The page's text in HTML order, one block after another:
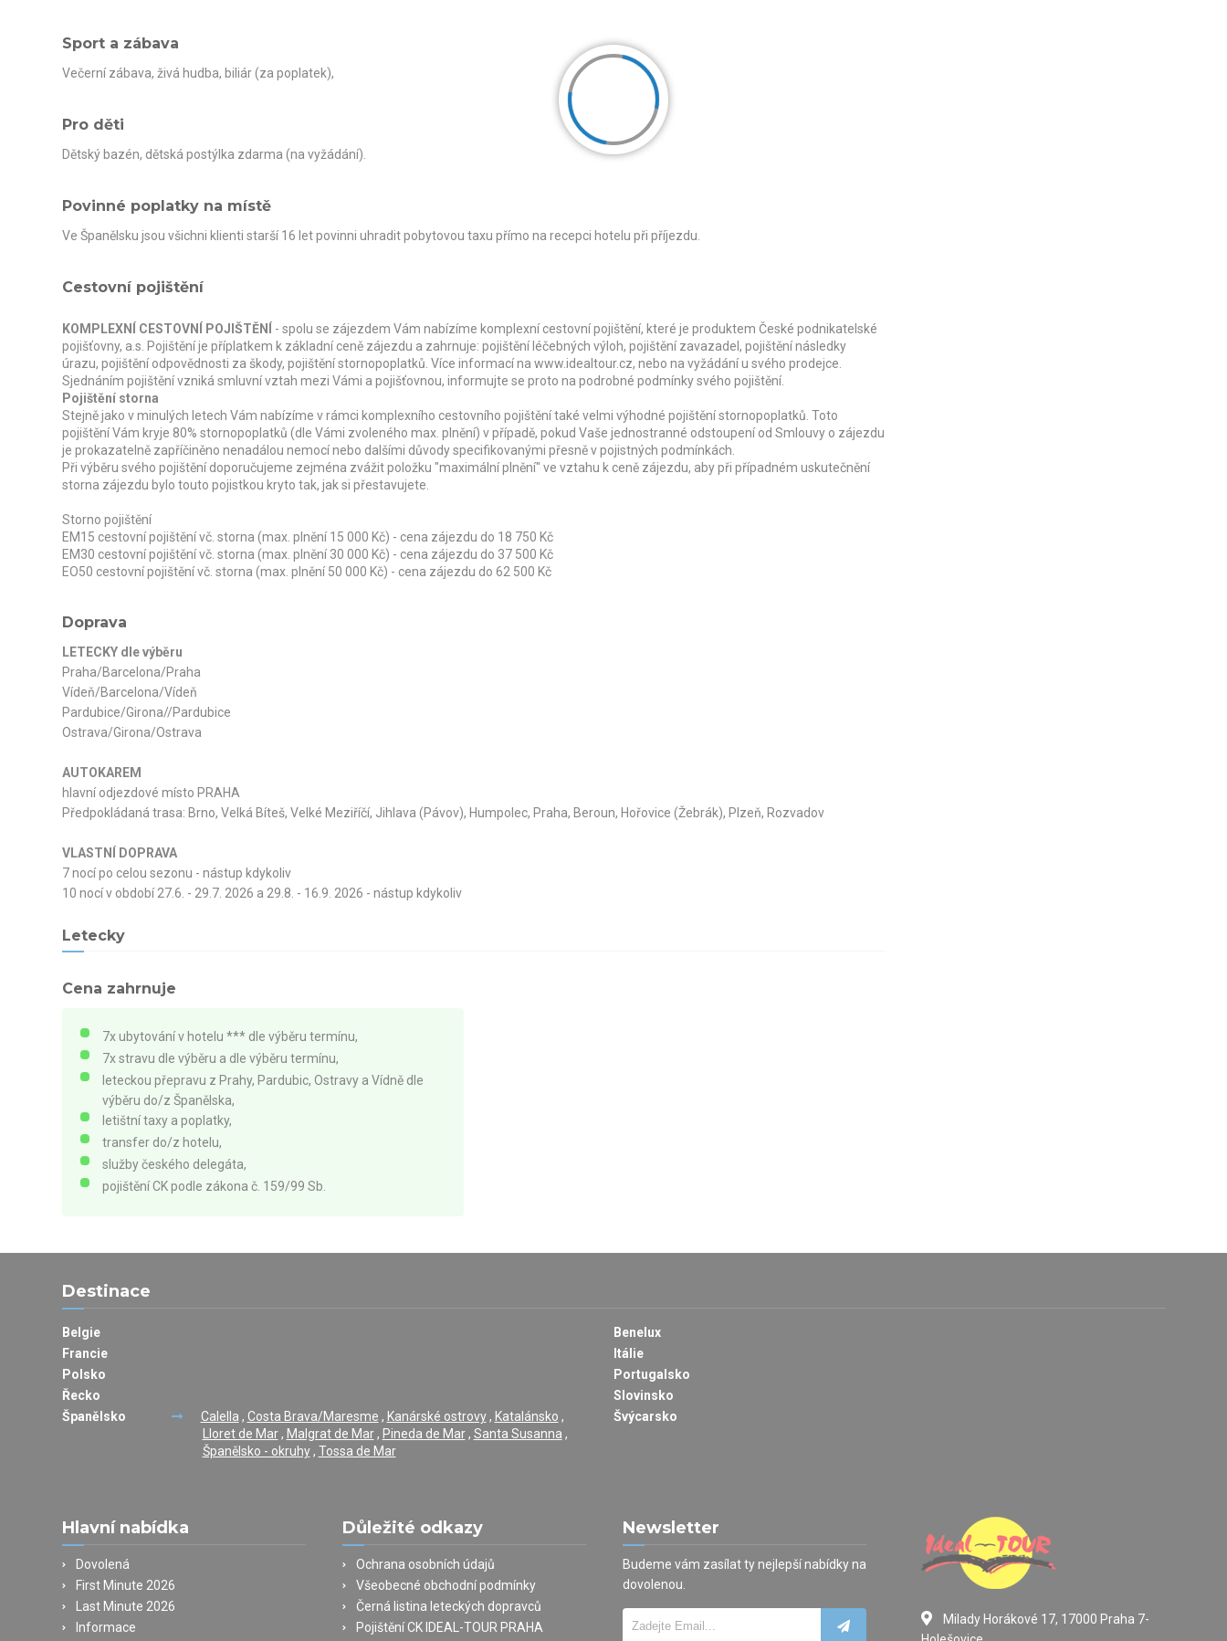
Sport a zábava
Večerní zábava, živá hudba, biliár (za poplatek),
Pro děti
Dětský bazén, dětská postýlka zdarma (na vyžádání).
Povinné poplatky na místě
Ve Španělsku jsou všichni klienti starší 16 let povinni uhradit pobytovou taxu přímo na recepci hotelu při příjezdu.
Cestovní pojištění
KOMPLEXNÍ CESTOVNÍ POJIŠTĚNÍ
- spolu se zájezdem Vám nabízíme komplexní cestovní pojištění, které je produktem České podnikatelské
pojišťovny, a.s. Pojištění je příplatkem k základní ceně zájezdu a zahrnuje: pojištění léčebných výloh, pojištění zavazadel, pojištění následky
úrazu, pojištění odpovědnosti za škody, pojištění stornopoplatků. Více informací na www.idealtour.cz, nebo na vyžádání u svého prodejce.
Sjednáním pojištění vzniká smluvní vztah mezi Vámi a pojišťovnou, informujte se proto na podrobné podmínky svého pojištění.
Pojištění storna
Stejně jako v minulých letech Vám nabízíme v rámci komplexního cestovního pojištění také velmi výhodné pojištění stornopoplatků. Toto
pojištění Vám kryje 80% stornopoplatků (dle Vámi zvoleného max. plnění) v případě, pokud Vaše jednostranné odstoupení od Smlouvy o zájezdu
je prokazatelně zapříčiněno nenadálou nemocí nebo dalšími důvody specifikovanými přesně v pojistných podmínkách.
Při výběru svého pojištění doporučujeme zejména zvážit položku "maximální plnění" ve vztahu k ceně zájezdu, aby při případném uskutečnění
storna zájezdu bylo touto pojistkou kryto tak, jak si přestavujete.
Storno pojištění
EM15 cestovní pojištění vč. storna (max. plnění 15 000 Kč) - cena zájezdu do 18 750 Kč
EM30 cestovní pojištění vč. storna (max. plnění 30 000 Kč) - cena zájezdu do 37 500 Kč
EO50 cestovní pojištění vč. storna (max. plnění 50 000 Kč) - cena zájezdu do 62 500 Kč
Doprava
LETECKY dle výběru
Praha/Barcelona/Praha
Vídeň/Barcelona/Vídeň
Pardubice/Girona//Pardubice
Ostrava/Girona/Ostrava
AUTOKAREM
hlavní odjezdové místo PRAHA
Předpokládaná trasa: Brno, Velká Bíteš, Velké Meziříčí, Jihlava (Pávov), Humpolec, Praha, Beroun, Hořovice (Žebrák), Plzeň, Rozvadov
VLASTNÍ DOPRAVA
7 nocí po celou sezonu - nástup kdykoliv
10 nocí v období 27.6. - 29.7. 2026 a 29.8. - 16.9. 2026 - nástup kdykoliv
Letecky
Cena zahrnuje
7x ubytování v hotelu *** dle výběru termínu,
7x stravu dle výběru a dle výběru termínu,
leteckou přepravu z Prahy, Pardubic, Ostravy a Vídně dle
výběru do/z Španělska,
letištní taxy a poplatky,
transfer do/z hotelu,
služby českého delegáta,
pojištění CK podle zákona č. 159/99 Sb.
Destinace
Belgie
Benelux
Francie
Itálie
Polsko
Portugalsko
Řecko
Slovinsko
Španělsko
Calella , Costa Brava/Maresme , Kanárské ostrovy, Katalánsko ,
Lloret de Mar, Malgrat de Mar, Pineda de Mar, Santa Susanna ,
Španělsko - okruhy, Tossa de Mar
Švýcarsko
Hlavní nabídka
Dovolená
First Minute 2026
Last Minute 2026
Informace
Důležité odkazy
Ochrana osobních údajů
Všeobecné obchodní podmínky
Černá listina leteckých dopravců
Pojištění CK IDEAL-TOUR PRAHA
Newsletter
Budeme vám zasílat ty nejlepší nabídky na
dovolenou.
Milady Horákové 17, 17000 Praha 7-